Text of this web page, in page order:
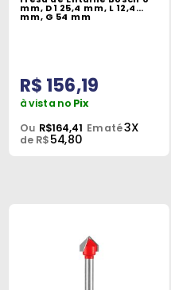
mm, D1 25,4 mm, L 12,4
mm, G 54 mm
R$ 156,19
à vista no Pix
Ou R$164,41 Em até3X
de R$54,80